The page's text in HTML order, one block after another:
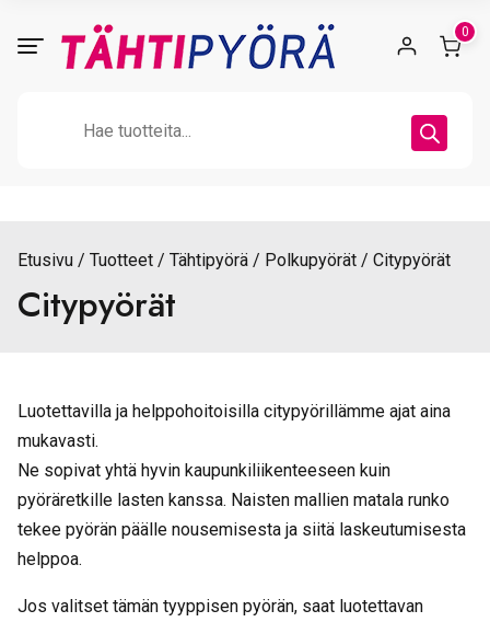
0
Etusivu Tuotteet Tähtipyörä Polkupyörät Citypyörät
Citypyörät
Luotettavilla ja helppohoitoisilla citypyörillämme ajat aina
mukavasti.
Ne sopivat yhtä hyvin kaupunkiliikenteeseen kuin
pyöräretkille lasten kanssa. Naisten mallien matala runko
tekee pyörän päälle nousemisesta ja siitä laskeutumisesta
helppoa.
Jos valitset tämän tyyppisen pyörän, saat luotettavan